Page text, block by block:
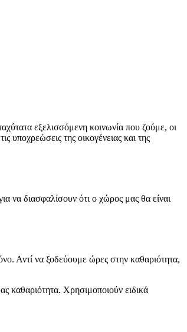
εξελισσόμενη κοινωνία που ζούμε, οι
υποχρεώσεις της οικογένειας και της
να διασφαλίσουν ότι ο χώρος μας θα είναι
Αντί να ξοδεύουμε ώρες στην καθαριότητα,
καθαριότητα. Χρησιμοποιούν ειδικά